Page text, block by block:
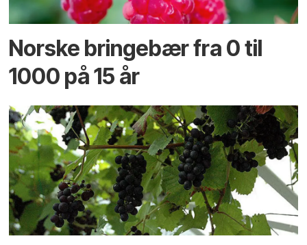
Norske bringebær fra 0 til
1000 på 15 år